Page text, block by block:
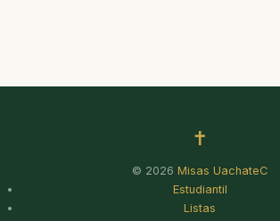
✝
© 2026 Misas UachateC
Estudiantil
Listas